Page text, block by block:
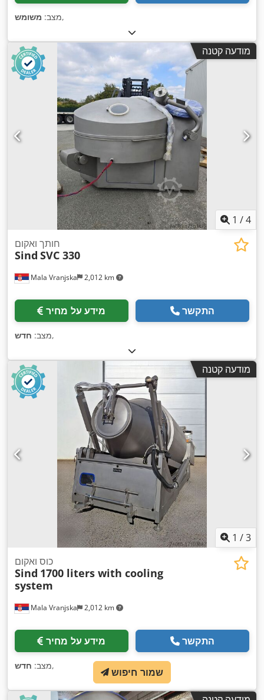
מצב: משומש ,
מודעה קטנה
1 /4
Mala Vranjska 2,012 km
חותך ואקום
Sind SVC 330
מידע על מחיר התקשר
מצב: חדש ,
מודעה קטנה
1 /3
Mala Vranjska 2,012 km
כוס ואקום
Sind 1700 liters with cooling
system
מידע על מחיר התקשר
מצב: חדש ,
שמור חיפוש